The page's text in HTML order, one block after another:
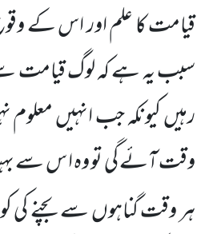
قیامت کا علم اور اس کے
سبب یہ ہے کہ لوگ قیامت
رہیں کیونکہ جب انہیں
وقتآئے گی تو وہ ا س سے
ہر وقت گناہوں سے بچنے